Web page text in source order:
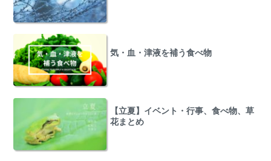
気・血・津液を補う食べ物
【立夏】イベント・行事、食べ物、草
花まとめ